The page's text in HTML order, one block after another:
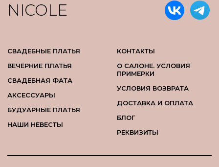
NICOLE
СВАДЕБНЫЕ ПЛАТЬЯ
ВЕЧЕРНИЕ ПЛАТЬЯ
СВАДЕБНАЯ ФАТА
АКСЕССУАРЫ
БУДУАРНЫЕ ПЛАТЬЯ
НАШИ НЕВЕСТЫ
КОНТАКТЫ
О САЛОНЕ. УСЛОВИЯ
ПРИМЕРКИ
УСЛОВИЯ ВОЗВРАТА
ДОСТАВКА И ОПЛАТА
БЛОГ
РЕКВИЗИТЫ